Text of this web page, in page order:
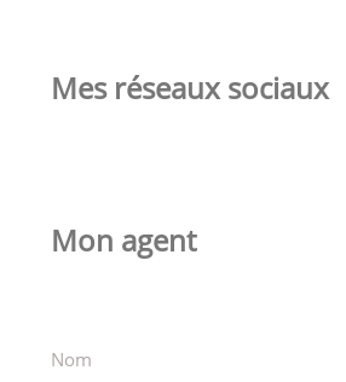
Mes réseaux sociaux
Mon agent
Nom